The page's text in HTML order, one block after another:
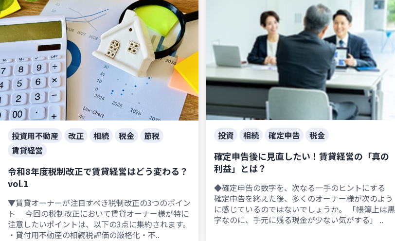
投資用不動産 改正 相続 税金
節税
賃貸経営
令和8年度税制改正で賃貸経営はどう変わる？
vol.1
▼賃貸オーナーが注目すべき税制改正の3つのポイン
ト 今回の税制改正において賃貸オーナー様が特に
注意したいポイントは、以下の3点に集約されます。
・貸付用不動産の相続税評価の厳格化・不..
投資 相続 確定申告 税金
確定申告後に見直したい！賃貸経営の「真の
利益」とは？
◆確定申告の数字を、次なる一手のヒントにする
確定申告を終えた後、多くのオーナー様が次のよう
に感じているのではないでしょうか。 「帳簿上は黒
字なのに、手元に残る現金が少ない気がする」 ..